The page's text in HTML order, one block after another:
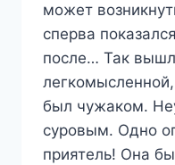
может
сперва
после… Так
был чужаком.
суровым. Одно
приятель! Она